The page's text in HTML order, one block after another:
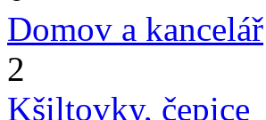
Domov a kancelář
2
Kšiltovky, čepice